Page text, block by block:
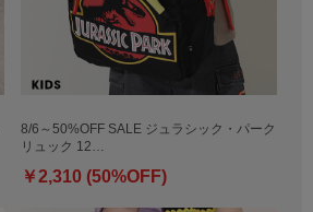
8/6～50%OFF SALE ジュラシック・パーク
リュック 12…
￥2,310 (50%OFF)